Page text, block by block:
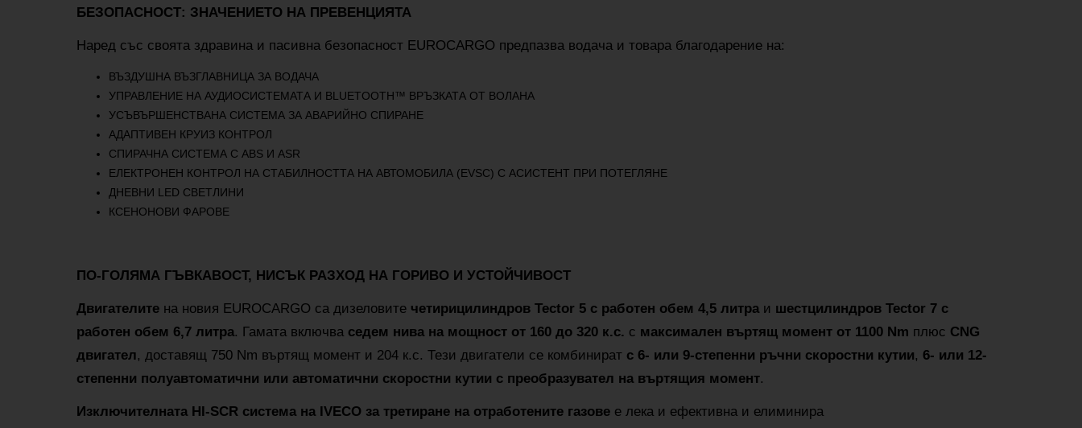
БЕЗОПАСНОСТ: ЗНАЧЕНИЕТО НА ПРЕВЕНЦИЯТА
Наред със своята здравина и пасивна безопасност EUROCARGO предпазва водача и товара благодарение на:
ВЪЗДУШНА ВЪЗГЛАВНИЦА ЗА ВОДАЧА
УПРАВЛЕНИЕ НА АУДИОСИСТЕМАТА И BLUETOOTH™ ВРЪЗКАТА ОТ ВОЛАНА
УСЪВЪРШЕНСТВАНА СИСТЕМА ЗА АВАРИЙНО СПИРАНЕ
АДАПТИВЕН КРУИЗ КОНТРОЛ
СПИРАЧНА СИСТЕМА С ABS И ASR
ЕЛЕКТРОНЕН КОНТРОЛ НА СТАБИЛНОСТТА НА АВТОМОБИЛА (EVSC) С АСИСТЕНТ ПРИ ПОТЕГЛЯНЕ
ДНЕВНИ LED СВЕТЛИНИ
КСЕНОНОВИ ФАРОВЕ
ПО-ГОЛЯМА ГЪВКАВОСТ, НИСЪК РАЗХОД НА ГОРИВО И УСТОЙЧИВОСТ
Двигателитена новия EUROCARGO са дизеловите четирицилиндров Tector 5 с работен обем 4,5 литраи шестцилиндров Tector 7 с
работен обем 6,7 литра. Гамата включва седем нива на мощност от 160 до 320 к.с. с максимален въртящ момент от 1100 Nm плюс CNG
двигател, доставящ 750 Nm въртящ момент и 204 к.с. Тези двигатели се комбинират с 6- или 9-степенни ръчни скоростни кутии, 6- или 12-
степенни полуавтоматични или автоматични скоростни кутии с преобразувател на въртящия момент.
Изключителната HI-SCR система на IVECO за третиране на отработените газовее лека и ефективна и елиминира